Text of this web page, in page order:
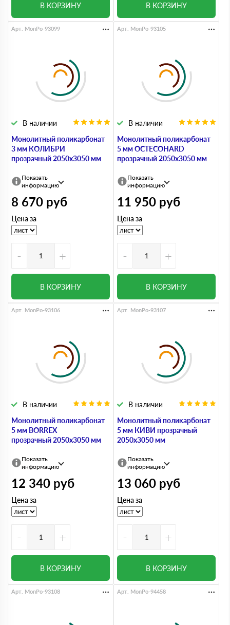
В КОРЗИНУ В КОРЗИНУ
Монолитный поликарбонат
3 мм КОЛИБРИ
прозрачный 2050х3050 мм
В наличии
Арт. MonPo-93099
Показать
информацию
8 670 руб
Цена за
- +
В КОРЗИНУ
Монолитный поликарбонат
5 мм OCTECOHARD
прозрачный 2050х3050 мм
В наличии
Арт. MonPo-93105
Показать
информацию
11 950 руб
Цена за
- +
В КОРЗИНУ
Монолитный поликарбонат
5 мм BORREX
прозрачный 2050х3050 мм
В наличии
Арт. MonPo-93106
Показать
информацию
12 340 руб
Цена за
- +
В КОРЗИНУ
Монолитный поликарбонат
5 мм КИВИ прозрачный
2050х3050 мм
В наличии
Арт. MonPo-93107
Показать
информацию
13 060 руб
Цена за
- +
В КОРЗИНУ
Арт. MonPo-93108 Арт. MonPo-94458